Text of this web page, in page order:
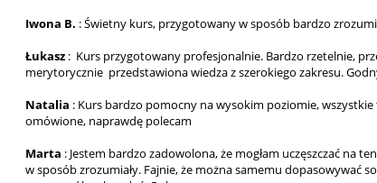
Iwona B. : Świetny kurs, przygotowany w sposób bardzo
Łukasz : Kurs przygotowany profesjonalnie. Bardzo rzetelnie,
merytorycznie przedstawiona wiedza z szerokiego zakresu.
Natalia : Kurs bardzo pomocny na wysokim poziomie, wszystkie
omówione, naprawdę polecam
Marta : Jestem bardzo zadowolona, że mogłam uczęszczać na
w sposób zrozumiały. Fajnie, że można samemu dopasowywać